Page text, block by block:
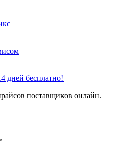
дней бесплатно!
поставщиков онлайн.